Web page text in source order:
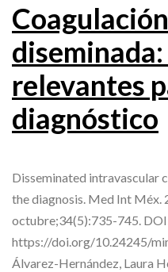
relevantes
diagnóstico
Disseminated intravascular
the diagnosis. Med Int Méx.
octubre;34(5):735-745.
https://doi.org/10.24245/
Álvarez-Hernández, Laura